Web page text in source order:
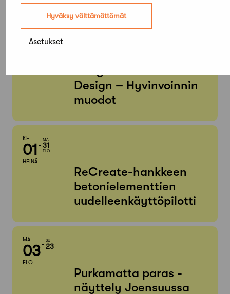
Hyväksy välttämättömät
Asetukset
05
KESÄ
03
Design – Hyvinvoinnin
muodot
KE
01
HEINÄ
MA
31
ELO
ReCreate-hankkeen
betonielementtien
uudelleenkäyttöpilotti
MA
03
ELO
SU
23
Purkamatta paras -
näyttely Joensuussa